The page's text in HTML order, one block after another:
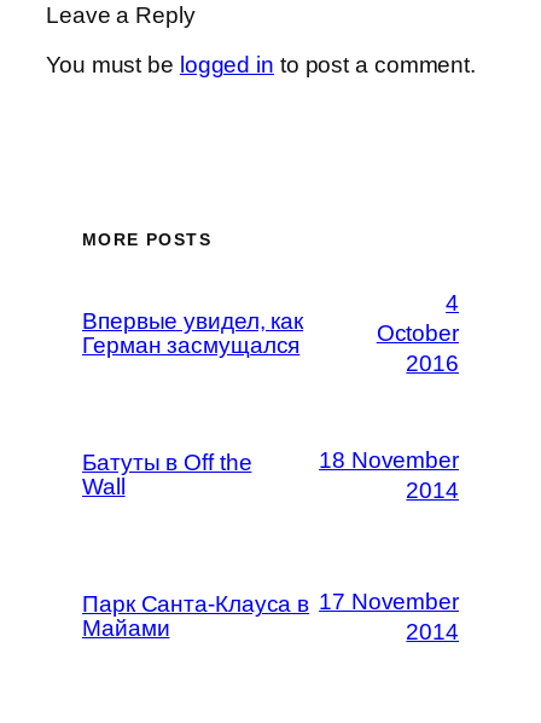
Leave a Reply
You must be logged in to post a comment.
MORE POSTS
Впервые увидел, как
Герман засмущался
4
October
2016
Батуты в Off the
Wall
18 November
2014
Парк Санта-Клауса в
Майами
17 November
2014